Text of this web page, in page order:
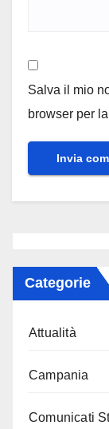
Salva il mio
browser per
Categorie
Attualità
Campania
Comunicati